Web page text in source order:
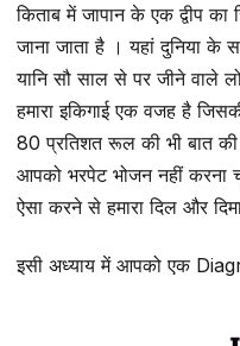
किताब में जापान के एक द्वीप
जाना जाता है । यहां दुनिया के
यानि सौ साल से पर जीने वाले
हमारा इकिगाई एक वजह है
80 प्रतिशत रूल की भी बात की
आपको भरपेट भोजन नहीं करना
ऐसा करने से हमारा दिल और
इसी अध्याय में आपको एक